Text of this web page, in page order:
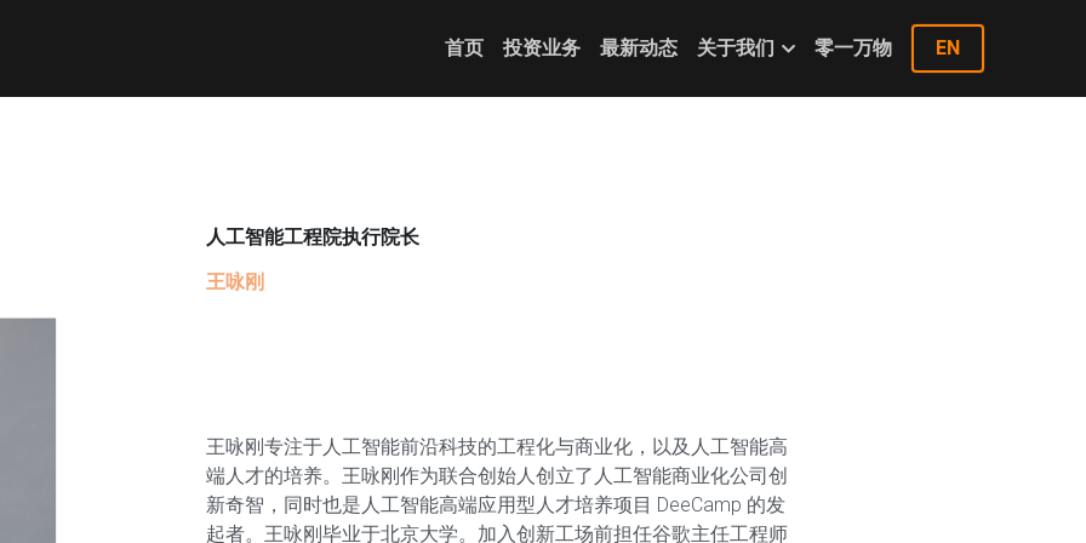
首页 投资业务 最新动态 关于我们 零一万物 EN
人工智能工程院执行院长
王咏刚
王咏刚专注于人工智能前沿科技的工程化与商业化，以及人工智能高
端人才的培养。王咏刚作为联合创始人创立了人工智能商业化公司创
新奇智，同时也是人工智能高端应用型人才培养项目 DeeCamp 的发
起者。王咏刚毕业于北京大学。加入创新工场前担任谷歌主任工程师